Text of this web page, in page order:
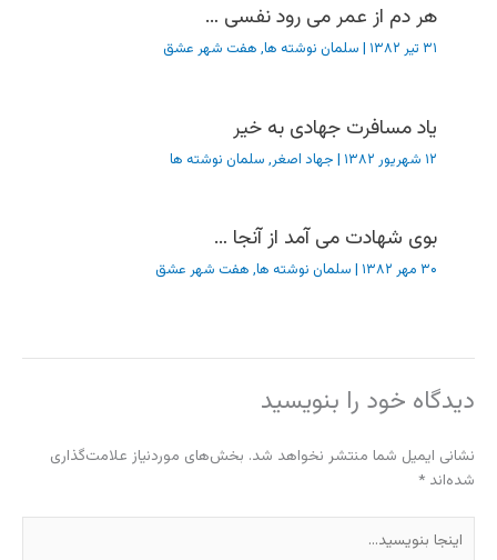
هر دم از عمر می رود نفسی …
۳۱ تیر ۱۳۸۲ | سلمان نوشته ها, هفت شهر عشق
یاد مسافرت جهادی به خیر
۱۲ شهریور ۱۳۸۲ | جهاد اصغر, سلمان نوشته ها
بوی شهادت می آمد از آنجا …
۳۰ مهر ۱۳۸۲ | سلمان نوشته ها, هفت شهر عشق
دیدگاه‌ خود را بنویسید
نشانی ایمیل شما منتشر نخواهد شد. بخش‌های موردنیاز علامت‌گذاری
شده‌اند *
بنویسید…